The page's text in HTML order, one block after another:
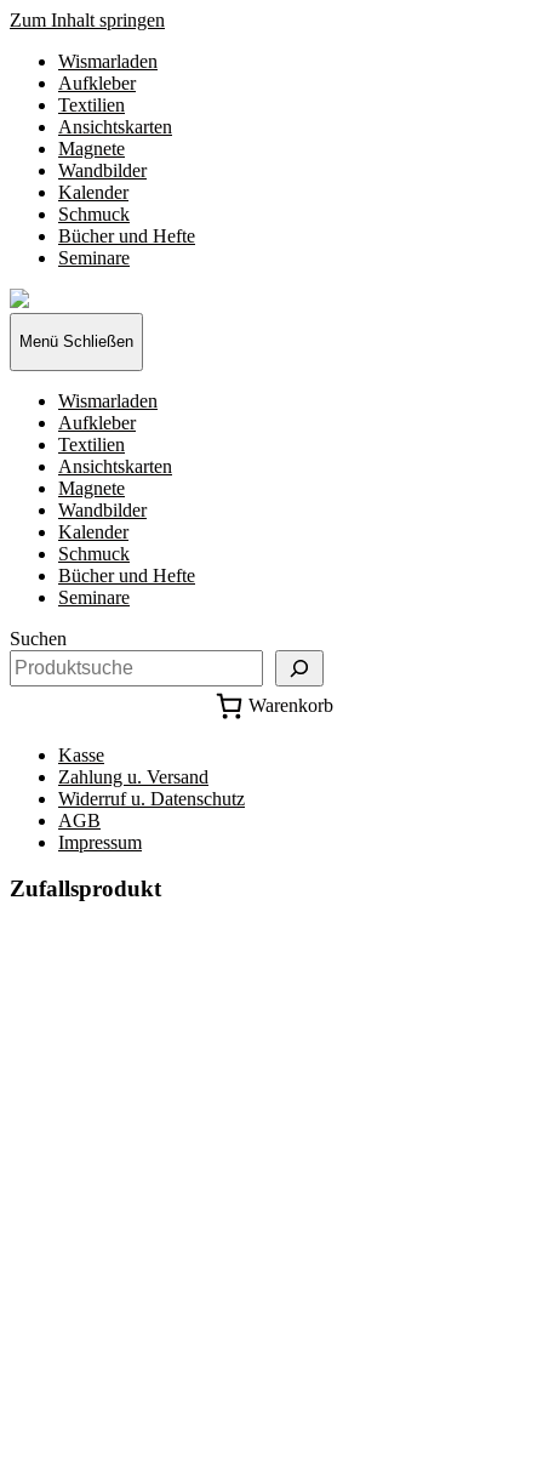
Zum Inhalt springen
Wismarladen
Aufkleber
Textilien
Ansichtskarten
Magnete
Wandbilder
Kalender
Schmuck
Bücher und Hefte
Seminare
Wismarladen
-
deine
Produzentengemeinschaft
Menü Schließen
Wismarladen
Aufkleber
Textilien
Ansichtskarten
Magnete
Wandbilder
Kalender
Schmuck
Bücher und Hefte
Seminare
Suchen
Warenkorb
Kasse
Zahlung u. Versand
Widerruf u. Datenschutz
AGB
Impressum
Zufallsprodukt